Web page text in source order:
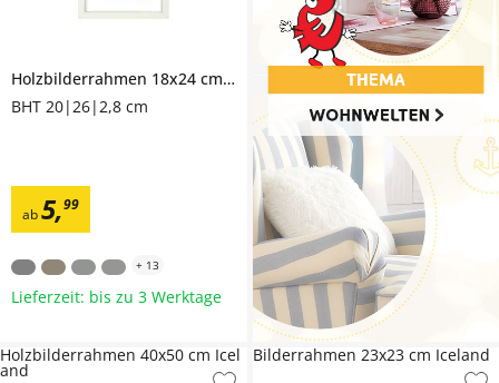
Holzbilderrahmen 18x24 cmIceland
BHT 20|26|2,8 cm
ab5,99
+ 13
Lieferzeit: bis zu 3 Werktage
Holzbilderrahmen 40x50 cm Icel
and
Bilderrahmen 23x23 cm Iceland